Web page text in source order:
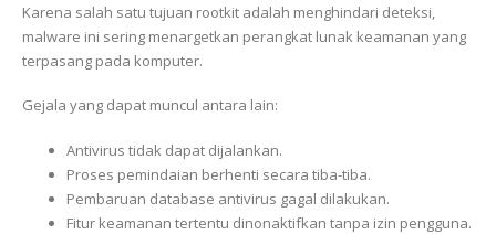
Karena salah satu tujuan rootkit adalah menghindari deteksi,
malware ini sering menargetkan perangkat lunak keamanan yang
terpasang pada komputer.
Gejala yang dapat muncul antara lain:
Antivirus tidak dapat dijalankan.
Proses pemindaian berhenti secara tiba-tiba.
Pembaruan database antivirus gagal dilakukan.
Fitur keamanan tertentu dinonaktifkan tanpa izin pengguna.